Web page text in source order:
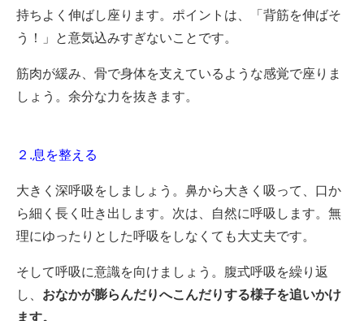
持ちよく伸ばし座ります。ポイントは、「背筋を伸ばそ
う！」と意気込みすぎないことです。
筋肉が緩み、骨で身体を支えているような感覚で座りま
しょう。 余分な力を抜きます。
２.息を整える
大きく深呼吸をしましょう。鼻から大きく吸って、口か
ら細く長く吐き出します。次は、自然に呼吸します。無
理にゆったりとした呼吸をしなくても大丈夫です。
そして呼吸に意識を向けましょう。腹式呼吸を繰り返
し、 おなかが膨らんだりへこんだりする様子を追いかけ
ます。